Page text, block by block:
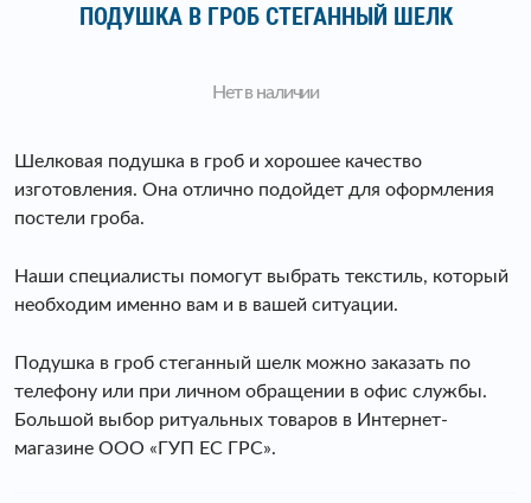
ПОДУШКА В ГРОБ СТЕГАННЫЙ ШЕЛК
Нет в наличии
Шелковая подушка в гроб и хорошее качество
изготовления. Она отлично подойдет для оформления
постели гроба.
Наши специалисты помогут выбрать текстиль, который
необходим именно вам и в вашей ситуации.
Подушка в гроб стеганный шелк можно заказать по
телефону или при личном обращении в офис службы.
Большой выбор ритуальных товаров в Интернет-
магазине ООО «ГУП ЕС ГРС».